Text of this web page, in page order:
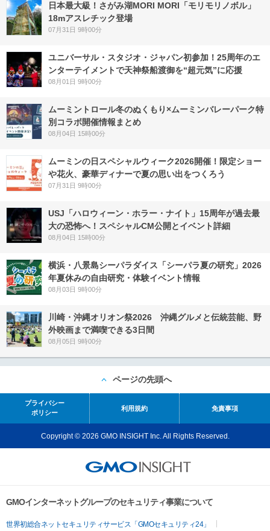
日本最大級！さがみ湖MORI MORI「モリモリノボル」
18mアスレチック登場
07月31日 9時00分
ユニバーサル・スタジオ・ジャパン初参加！25周年のエ
ンターテイメントで天神祭船渡御を“超元気”に応援
08月01日 9時00分
ムーミントロール冬のぬくもり×ムーミンバレーパーク特
別コラボ開催情報まとめ
08月04日 15時00分
ムーミンの日スペシャルウィーク2026開催！限定ショー
や花火、豪華ディナーで夏の思い出をつくろう
07月31日 9時00分
USJ「ハロウィーン・ホラー・ナイト」15周年が過去最
大の恐怖へ！スペシャルCM公開とイベント詳細
08月04日 15時00分
横浜・八景島シーパラダイス「シーパラ夏の研究」2026
年夏休みの自由研究・体験イベント情報
08月03日 9時00分
川崎・沖縄オリオン祭2026 沖縄グルメと伝統芸能、野
外映画まで満喫できる3日間
08月05日 9時00分
ページの先頭へ
プライバシー
ポリシー
利用規約 免責事項
Copyright © 2026 GMO INSIGHT Inc. All Rights Reserved.
GMOインターネットグループのセキュリティ事業について
世界初総合ネットセキュリティサービス「GMOセキュリティ24」